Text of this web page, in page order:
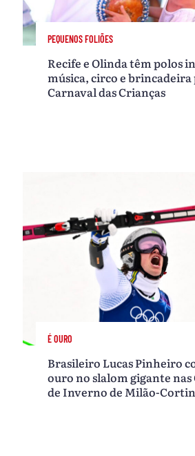
PEQUENOS FOLIÕES
Recife e Olinda têm polos
música, circo e brincadeira
Carnaval das Crianças
É OURO
Brasileiro Lucas Pinheiro
ouro no slalom gigante
de Inverno de Milão-